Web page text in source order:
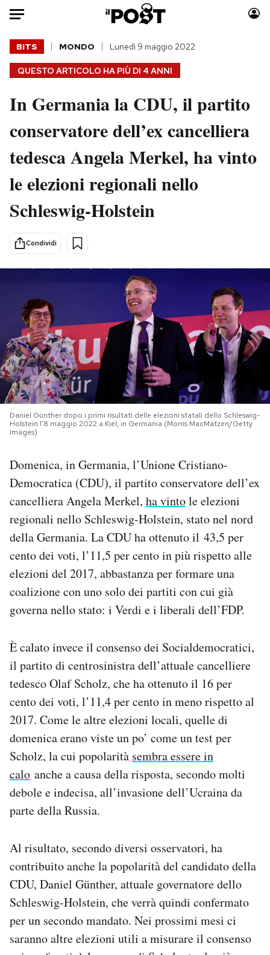
Auto
HOME
Italia
Politica
Tecnologia
Scienza
Cultura
Sport
Moda
Consumismi
Storie/Idee
Media
NEWSLETTER
I MIEI PREFERITI
SHOP
AREA PERSONALE
Area Personale
Newsletter
Notifiche mobile
Hai bisogno di aiuto?
Esci
QUESTO ARTICOLO HA PIÙ DI 4 ANNI
BITS MONDO Lunedì 9 maggio 2022
In Germania la CDU, il partito
conservatore dell’ex cancelliera
tedesca Angela Merkel, ha vinto
le elezioni regionali nello
Schleswig-Holstein
Condividi
Daniel Günther dopo i primi risultati delle elezioni statali dello Schleswig-
Holstein l'8 maggio 2022 a Kiel, in Germania (Morris MacMatzen/Getty
Images)
Domenica, in Germania, l’Unione Cristiano-
Democratica (CDU), il partito conservatore dell’ex
cancelliera Angela Merkel, ha vintole elezioni
regionali nello Schleswig-Holstein, stato nel nord
della Germania. La CDU ha ottenuto il 43,5 per
cento dei voti, l’11,5 per cento in più rispetto alle
elezioni del 2017, abbastanza per formare una
coalizione con uno solo dei partiti con cui già
governa nello stato: i Verdi e i liberali dell’FDP.
È calato invece il consenso dei Socialdemocratici,
il partito di centrosinistra dell’attuale cancelliere
tedesco Olaf Scholz, che ha ottenuto il 16 per
cento dei voti, l’11,4 per cento in meno rispetto al
2017. Come le altre elezioni locali, quelle di
domenica erano viste un po’ come un test per
Scholz, la cui popolarità sembra essere in
calo anche a causa della risposta, secondo molti
debole e indecisa, all’invasione dell’Ucraina da
parte della Russia.
Al risultato, secondo diversi osservatori, ha
contribuito anche la popolarità del candidato della
CDU, Daniel Günther, attuale governatore dello
Schleswig-Holstein, che verrà quindi confermato
per un secondo mandato. Nei prossimi mesi ci
saranno altre elezioni utili a misurare il consenso